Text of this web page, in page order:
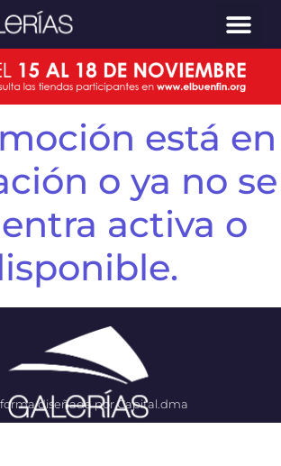
está en
o ya no se
activa o
diseñada por Capital.dma